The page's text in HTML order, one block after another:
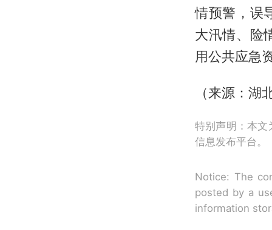
情预警，误
大汛情、险
用公共应急
（来源：湖
特别声明：本文
信息发布平台。
Notice: The
posted by a
information